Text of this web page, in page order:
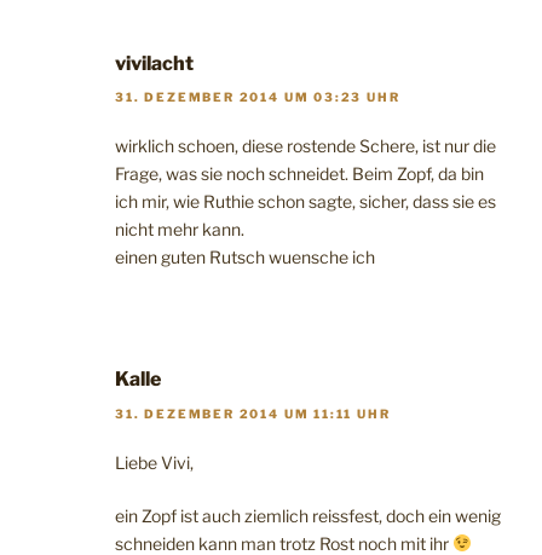
vivilacht
31. DEZEMBER 2014 UM 03:23 UHR
wirklich schoen, diese rostende Schere, ist nur die
Frage, was sie noch schneidet. Beim Zopf, da bin
ich mir, wie Ruthie schon sagte, sicher, dass sie es
nicht mehr kann.
einen guten Rutsch wuensche ich
Kalle
31. DEZEMBER 2014 UM 11:11 UHR
Liebe Vivi,
ein Zopf ist auch ziemlich reissfest, doch ein wenig
schneiden kann man trotz Rost noch mit ihr